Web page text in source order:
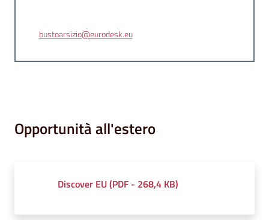
bustoarsizio@eurodesk.eu
Opportunità all'estero
Discover EU(PDF - 268,4 KB)